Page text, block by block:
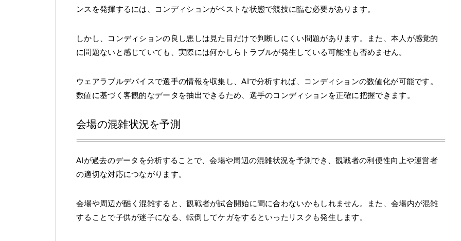
ンスを発揮するには、コンディションがベストな状態で競技に臨む必要があります。
しかし、コンディションの良し悪しは見た目だけで判断しにくい問題があります。また、本人が感覚的
に問題ないと感じていても、実際には何かしらトラブルが発生している可能性も否めません。
ウェアラブルデバイスで選手の情報を収集し、AIで分析すれば、コンディションの数値化が可能です。
数値に基づく客観的なデータを抽出できるため、選手のコンディションを正確に把握できます。
会場の混雑状況を予測
AIが過去のデータを分析することで、会場や周辺の混雑状況を予測でき、観戦者の利便性向上や運営者
の適切な対応につながります。
会場や周辺が酷く混雑すると、観戦者が試合開始に間に合わないかもしれません。また、会場内が混雑
することで子供が迷子になる、転倒してケガをするといったリスクも発生します。